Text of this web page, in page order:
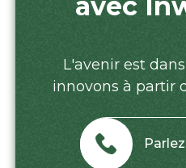
L'avenir est
innovons à partir